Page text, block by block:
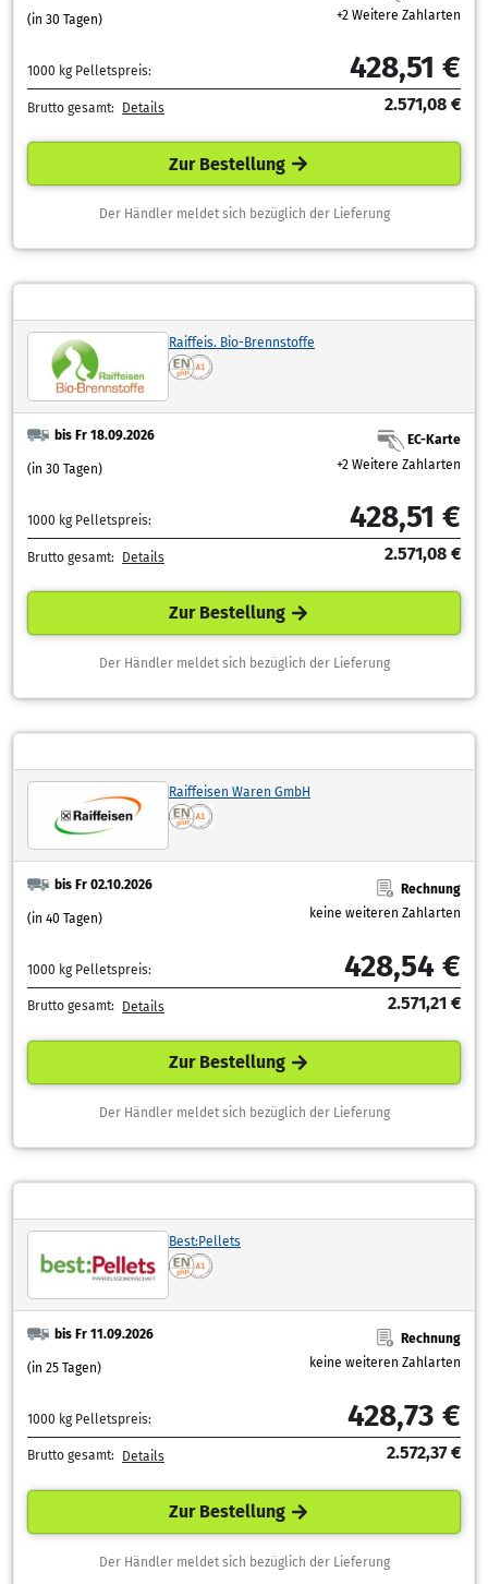
(in 30 Tagen)
+2 Weitere Zahlarten
1000 kg Pelletspreis: 428,51 €
Brutto gesamt: Details 2.571,08 €
Zur Bestellung
Der Händler meldet sich bezüglich der Lieferung
Raiffeis. Bio-Brennstoffe
bis Fr 18.09.2026
(in 30 Tagen)
EC-Karte
+2 Weitere Zahlarten
1000 kg Pelletspreis: 428,51 €
Brutto gesamt: Details 2.571,08 €
Zur Bestellung
Der Händler meldet sich bezüglich der Lieferung
Raiffeisen Waren GmbH
bis Fr 02.10.2026
(in 40 Tagen)
Rechnung
keine weiteren Zahlarten
1000 kg Pelletspreis: 428,54 €
Brutto gesamt: Details 2.571,21 €
Zur Bestellung
Der Händler meldet sich bezüglich der Lieferung
Best:Pellets
bis Fr 11.09.2026
(in 25 Tagen)
Rechnung
keine weiteren Zahlarten
1000 kg Pelletspreis: 428,73 €
Brutto gesamt: Details 2.572,37 €
Zur Bestellung
Der Händler meldet sich bezüglich der Lieferung